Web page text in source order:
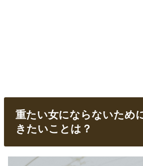
重たい女にならないため
きたいことは？